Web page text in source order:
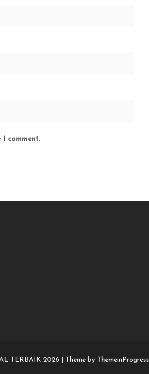
I comment.
TERBAIK 2026 | Theme by ThemeinProgress